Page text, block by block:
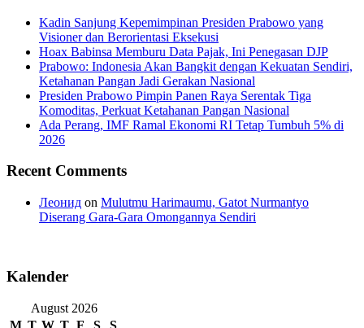
Kadin Sanjung Kepemimpinan Presiden Prabowo yang
Visioner dan Berorientasi Eksekusi
Hoax Babinsa Memburu Data Pajak, Ini Penegasan DJP
Prabowo: Indonesia Akan Bangkit dengan Kekuatan Sendiri,
Ketahanan Pangan Jadi Gerakan Nasional
Presiden Prabowo Pimpin Panen Raya Serentak Tiga
Komoditas, Perkuat Ketahanan Pangan Nasional
Ada Perang, IMF Ramal Ekonomi RI Tetap Tumbuh 5% di
2026
Recent Comments
Леонид on Mulutmu Harimaumu, Gatot Nurmantyo
Diserang Gara-Gara Omongannya Sendiri
Kalender
August 2026
M T W T F S
S